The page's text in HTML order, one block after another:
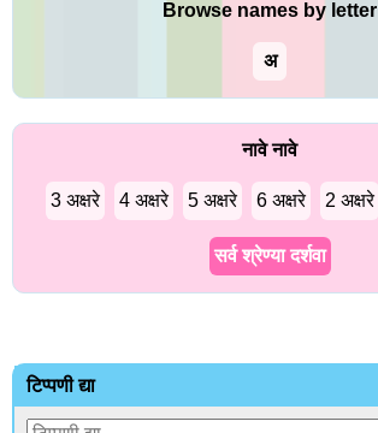
Browse names by letter
अ
नावे नावे
3 अक्षरे 4 अक्षरे 5 अक्षरे 6 अक्षरे 2 अक्षरे
सर्व श्रेण्या दर्शवा
टिप्पणी द्या